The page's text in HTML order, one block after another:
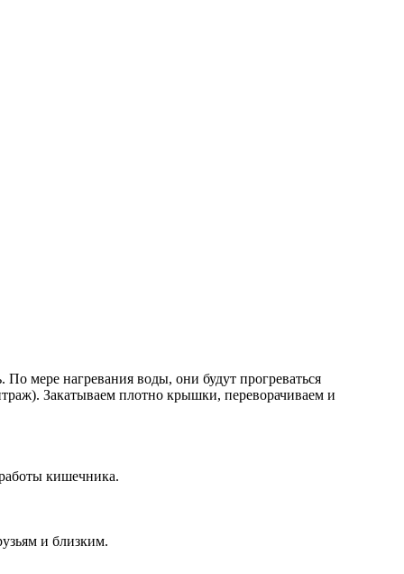
мере нагревания воды, они будут прогреваться
Закатываем плотно крышки, переворачиваем и
кишечника.
и близким.